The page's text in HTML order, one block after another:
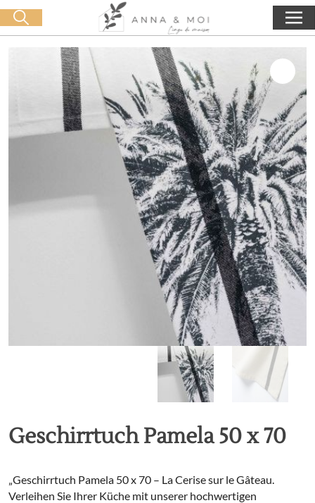
Kostenlose Lieferung ab 60€ Einkauf 0,00€
Suche starten
Geschirrtuch Pamela 50 x 70
„Geschirrtuch Pamela 50 x 70 – La Cerise sur le Gâteau.
Verleihen Sie Ihrer Küche mit unserer hochwertigen